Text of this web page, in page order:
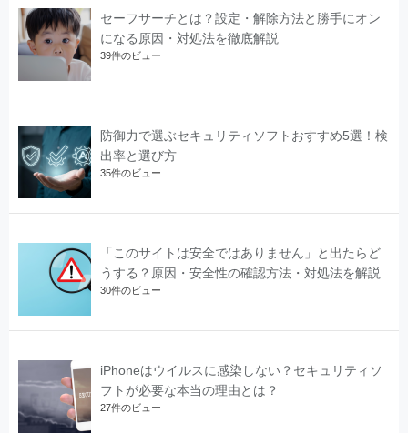
セーフサーチとは？設定・解除方法と勝手にオン
になる原因・対処法を徹底解説
39件のビュー
防御力で選ぶセキュリティソフトおすすめ5選！検
出率と選び方
35件のビュー
「このサイトは安全ではありません」と出たらど
うする？原因・安全性の確認方法・対処法を解説
30件のビュー
iPhoneはウイルスに感染しない？セキュリティソ
フトが必要な本当の理由とは？
27件のビュー